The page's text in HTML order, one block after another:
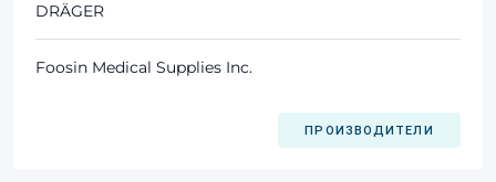
DRÄGER
Foosin Medical Supplies Inc.
ПРОИЗВОДИТЕЛИ